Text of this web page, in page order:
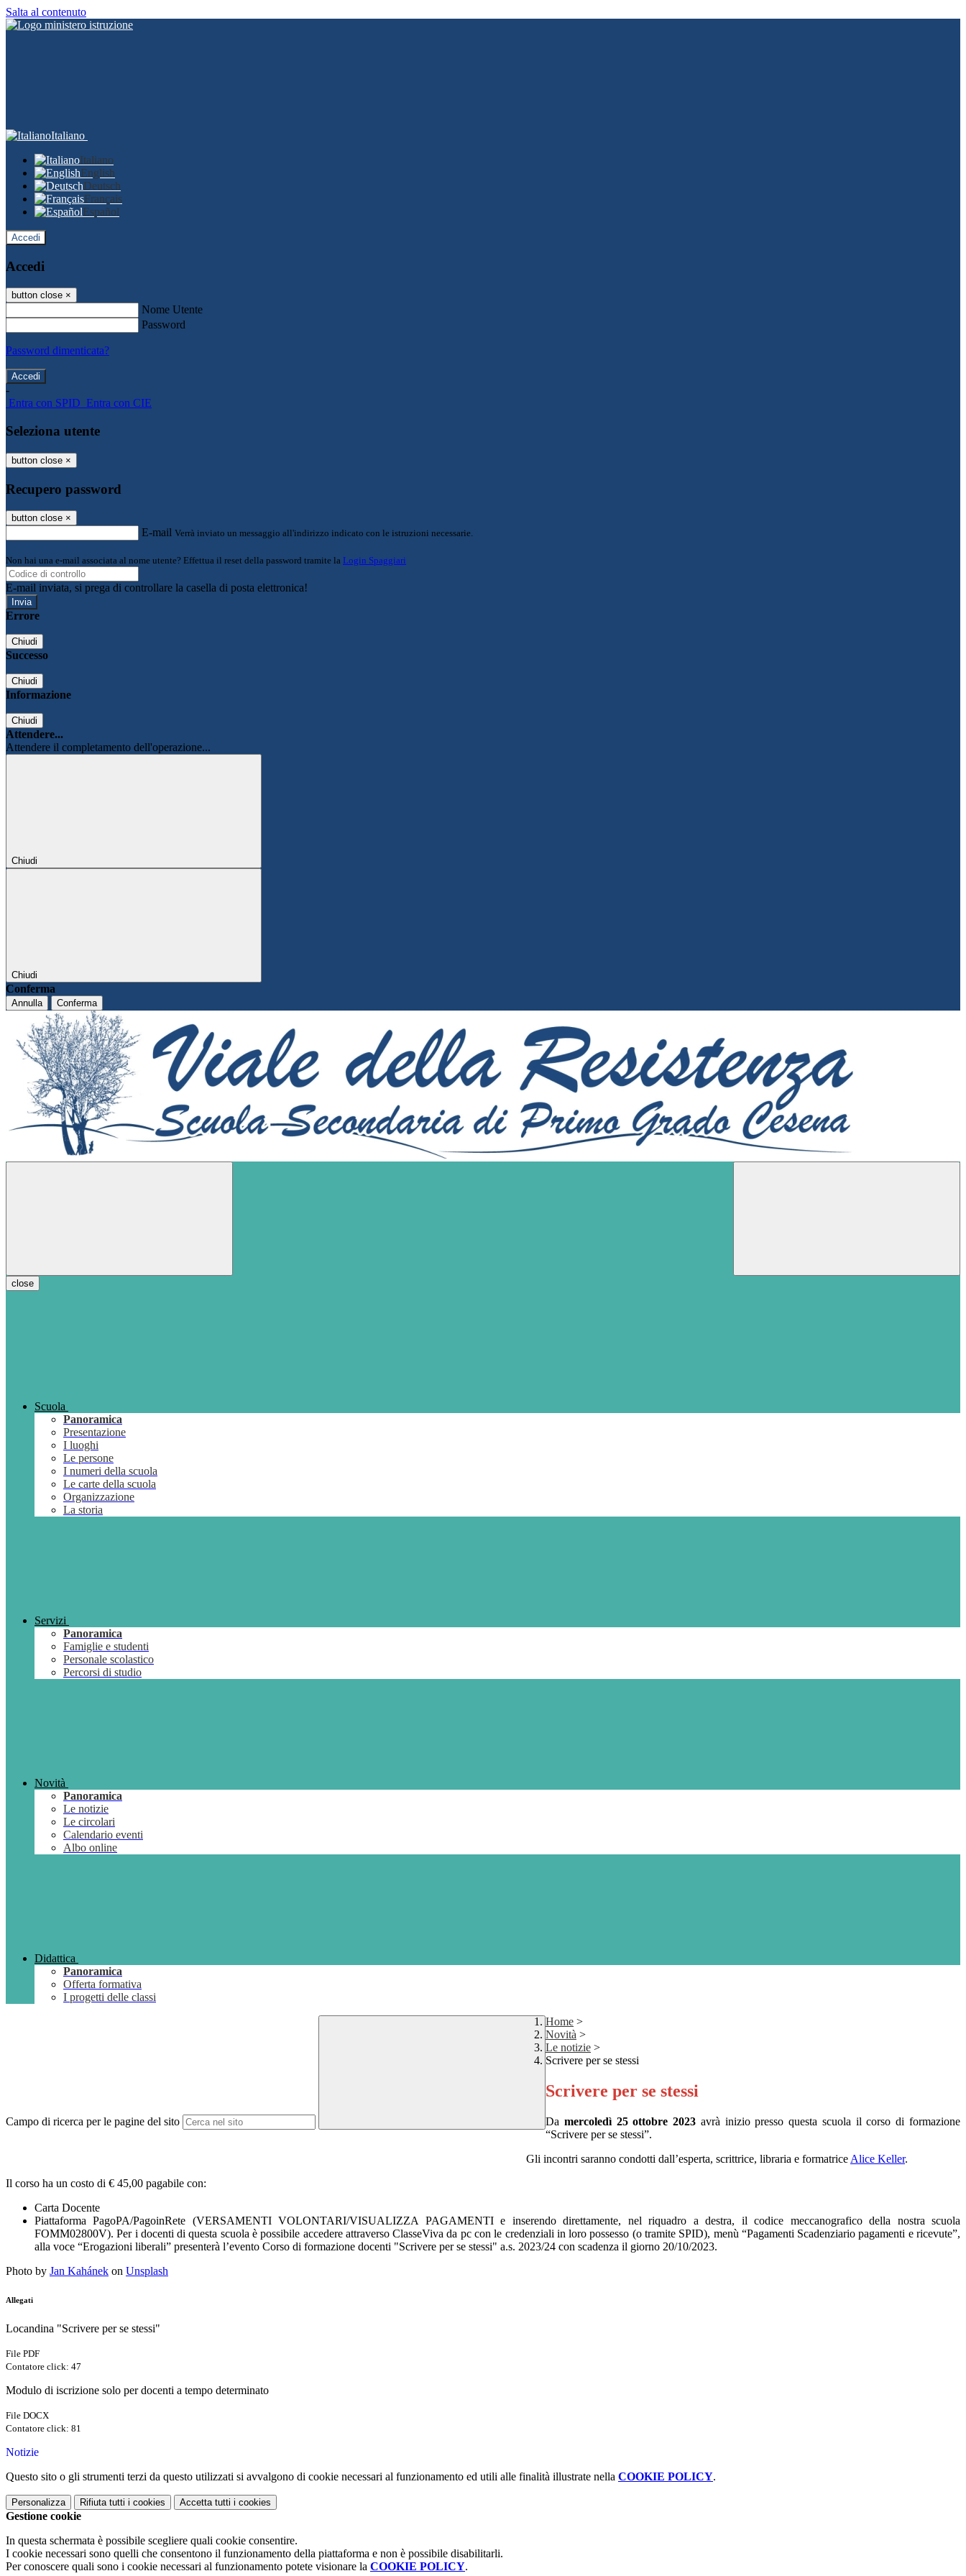
Salta al contenuto
Italiano
Italiano
English
Deutsch
Français
Español
Accedi
Accedi
button close ×
Nome Utente
Password
Password dimenticata?
-
Entra con SPID Entra con CIE
Seleziona utente
button close ×
Recupero password
button close ×
E-mail Verrà inviato un messaggio all'indirizzo indicato con le istruzioni necessarie.
Non hai una e-mail associata al nome utente? Effettua il reset della password tramite la Login Spaggiari
E-mail inviata, si prega di controllare la casella di posta elettronica!
Errore
Chiudi
Successo
Chiudi
Informazione
Chiudi
Attendere...
Attendere il completamento dell'operazione...
Chiudi
Chiudi
Conferma
Annulla Conferma
close
Scuola
Panoramica
Presentazione
I luoghi
Le persone
I numeri della scuola
Le carte della scuola
Organizzazione
La storia
Servizi
Panoramica
Famiglie e studenti
Personale scolastico
Percorsi di studio
Novità
Panoramica
Le notizie
Le circolari
Calendario eventi
Albo online
Didattica
Panoramica
Offerta formativa
I progetti delle classi
Campo di ricerca per le pagine del sito
Home >
Novità >
Le notizie >
Scrivere per se stessi
Scrivere per se stessi
Da mercoledì 25 ottobre 2023 avrà inizio presso questa scuola il corso di formazione
“Scrivere per se stessi”.
Gli incontri saranno condotti dall’esperta, scrittrice, libraria e formatrice Alice Keller.
Il corso ha un costo di € 45,00 pagabile con:
Carta Docente
Piattaforma PagoPA/PagoinRete (VERSAMENTI VOLONTARI/VISUALIZZA PAGAMENTI e inserendo direttamente, nel riquadro a destra, il codice meccanografico della nostra scuola
FOMM02800V). Per i docenti di questa scuola è possibile accedere attraverso ClasseViva da pc con le credenziali in loro possesso (o tramite SPID), menù “Pagamenti Scadenziario pagamenti e ricevute”,
alla voce “Erogazioni liberali” presenterà l’evento Corso di formazione docenti "Scrivere per se stessi" a.s. 2023/24 con scadenza il giorno 20/10/2023.
Photo by Jan Kahánek on Unsplash
Allegati
Locandina "Scrivere per se stessi"
File PDF
Contatore click: 47
Modulo di iscrizione solo per docenti a tempo determinato
File DOCX
Contatore click: 81
Notizie
Questo sito o gli strumenti terzi da questo utilizzati si avvalgono di cookie necessari al funzionamento ed utili alle finalità illustrate nella COOKIE POLICY.
Personalizza Rifiuta tutti i cookies Accetta tutti i cookies
Gestione cookie
In questa schermata è possibile scegliere quali cookie consentire.
I cookie necessari sono quelli che consentono il funzionamento della piattaforma e non è possibile disabilitarli.
Per conoscere quali sono i cookie necessari al funzionamento potete visionare la COOKIE POLICY.